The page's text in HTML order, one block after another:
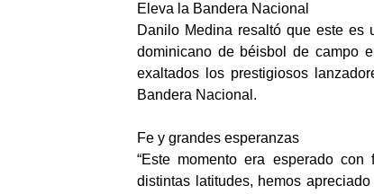
Eleva la Bandera Nacional
Danilo Medina resaltó que este es
dominicano de béisbol de campo
exaltados los prestigiosos
Bandera Nacional.
Fe y grandes esperanzas
“Este momento era esperado
distintas latitudes, hemos